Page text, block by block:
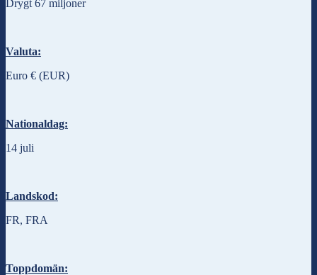
Drygt 67 miljoner
Valuta:
Euro € (EUR)
Nationaldag:
14 juli
Landskod:
FR, FRA
Toppdomän: